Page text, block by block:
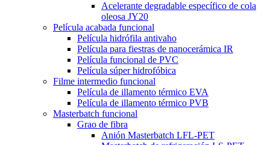
Acelerante degradable específico de cola
oleosa JY20
Película acabada funcional
Película hidrófila antivaho
Película para fiestras de nanocerámica IR
Película funcional de PVC
Película súper hidrofóbica
Filme intermedio funcional
Película de illamento térmico EVA
Película de illamento térmico PVB
Masterbatch funcional
Grao de fibra
Anión Masterbatch LFL-PET